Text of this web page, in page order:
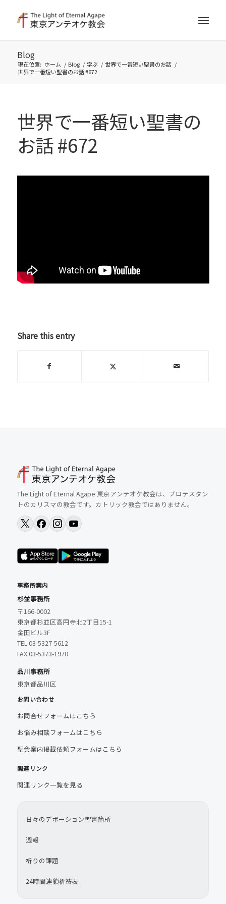
Blog
現在位置: ホーム / Blog / 学ぶ / 世界で一番短い聖書のお話 /
世界で一番短い聖書のお話 #672
世界で一番短い聖書の
お話 #672
Share this entry
The Light of Eternal Agape 東京アンテオケ教会は、プロテスタン
トのカリスマの教会です。カトリック教会ではありません。
事務所案内
杉並事務所
〒166-0002
東京都杉並区高円寺北2丁目15-1
金田ビル3F
TEL 03-5327-5612
FAX 03-5373-1970
品川事務所
東京都品川区
お問い合わせ
お問合せフォームはこちら
お悩み相談フォームはこちら
聖会案内掲載依頼フォームはこちら
関連リンク
関連リンク一覧を見る
日々のデボーション聖書箇所
週報
祈りの課題
24時間連鎖祈祷表